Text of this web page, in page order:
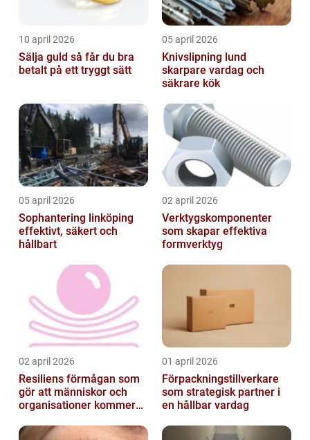
10 april 2026
Sälja guld så får du bra
betalt på ett tryggt sätt
05 april 2026
Knivslipning lund
skarpare vardag och
säkrare kök
05 april 2026
Sophantering linköping
effektivt, säkert och
hållbart
02 april 2026
Verktygskomponenter
som skapar effektiva
formverktyg
02 april 2026
Resiliens förmågan som
gör att människor och
organisationer kommer
01 april 2026
Förpackningstillverkare
som strategisk partner i
en hållbar vardag